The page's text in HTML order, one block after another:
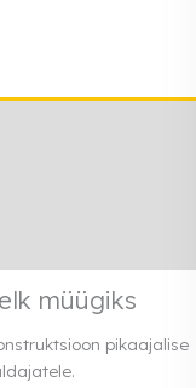
müügiks
pikaajalise